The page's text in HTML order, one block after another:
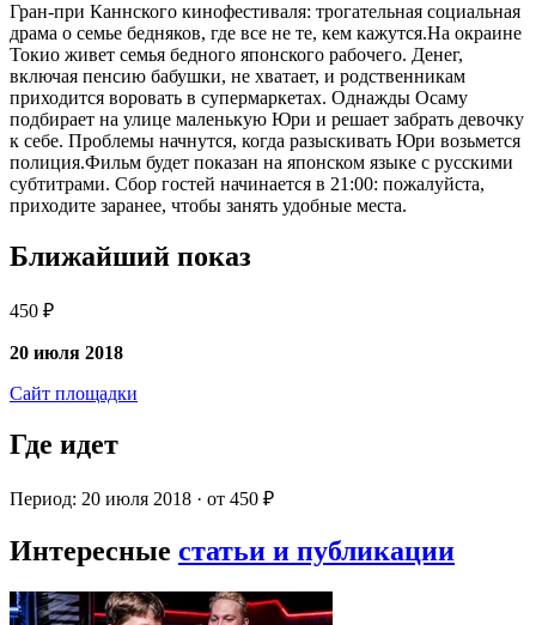
Гран-при Каннского кинофестиваля: трогательная социальная
драма о семье бедняков, где все не те, кем кажутся.На окраине
Токио живет семья бедного японского рабочего. Денег,
включая пенсию бабушки, не хватает, и родственникам
приходится воровать в супермаркетах. Однажды Осаму
подбирает на улице маленькую Юри и решает забрать девочку
к себе. Проблемы начнутся, когда разыскивать Юри возьмется
полиция.Фильм будет показан на японском языке с русскими
субтитрами. Сбор гостей начинается в 21:00: пожалуйста,
приходите заранее, чтобы занять удобные места.
Ближайший показ
450 ₽
20 июля 2018
Сайт площадки
Где идет
Период: 20 июля 2018 · от 450 ₽
Интересные статьи и публикации